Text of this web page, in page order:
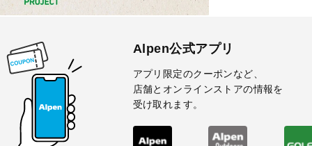
Alpen公式アプリ
アプリ限定のクーポンなど、
店舗とオンラインストアの情報を
受け取れます。